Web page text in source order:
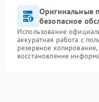
Оригинальные
безопасное
Использование
аккуратная работа с
резервное
восстановление